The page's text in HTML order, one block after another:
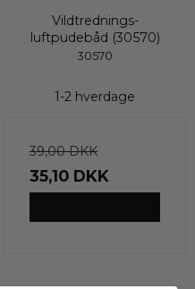
Vildtrednings-
luftpudebåd (30570)
30570
1-2 hverdage
39,00 DKK
35,10 DKK